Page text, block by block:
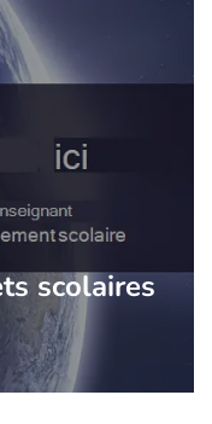
scolaires